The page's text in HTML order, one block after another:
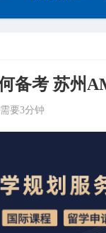
备考 苏州
要3分钟